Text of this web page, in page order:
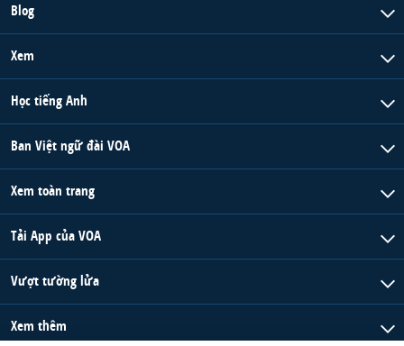
Blog
Xem
Học tiếng Anh
Ban Việt ngữ đài VOA
Xem toàn trang
Tải App của VOA
Vượt tường lửa
Xem thêm